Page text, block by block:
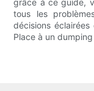
grâce à ce guide,
tous les
décisions
Place à un